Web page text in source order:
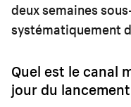
deux semaines
systématiquement
Quel est le canal
jour du